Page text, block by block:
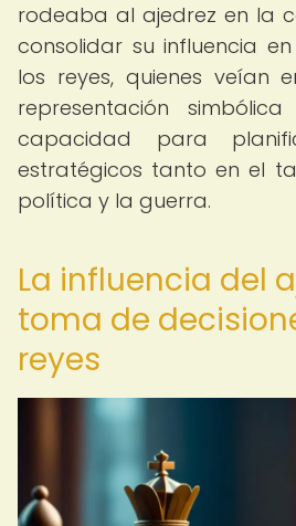
rodeaba al ajedrez en la
consolidar su influencia
los reyes, quienes veían
representación
capacidad para
estratégicos tanto en el
política y la guerra.
La influencia del
toma de
reyes